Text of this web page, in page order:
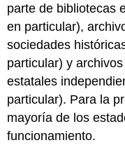
parte de bibliotecas
en particular),
sociedades
particular) y
estatales
particular). Para la
mayoría de los
funcionamiento.